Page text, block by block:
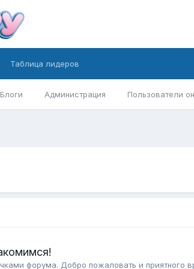
Блоги Администрация Пользователи
Таблица лидеров
форума. Добро пожаловать и приятного